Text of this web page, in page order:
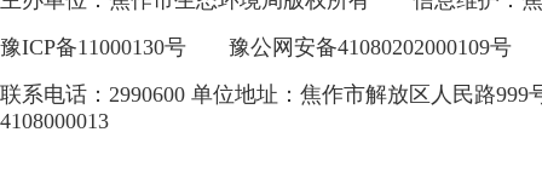
豫ICP备11000130号
豫公网安备41080202000109号
联系电话：2990600 单位地址：焦作市解放区人民路999
4108000013